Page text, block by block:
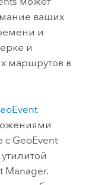
ваших
и
и
маршрутов в
с GeoEvent
Manager.